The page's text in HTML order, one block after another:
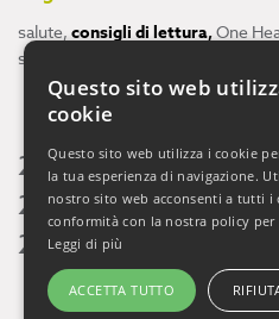
salute, consigli di lettura,One
scienza
2026 2025 2024
2020 2019 2018
2014 2013
Questo sito web
cookie
Questo sito web utilizza i cookie
la tua esperienza di navigazione.
nostro sito web acconsenti a tutti i
conformità con la nostra policy per
Leggi di più
ACCETTA TUTTO